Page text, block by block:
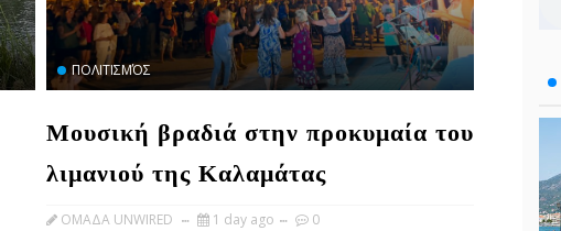
ΠΟΛΙΤΙΣΜΌΣ
Μουσική βραδιά στην προκυμαία του
λιμανιού της Καλαμάτας
OMAΔΑ UNWIRED 1 day ago 0